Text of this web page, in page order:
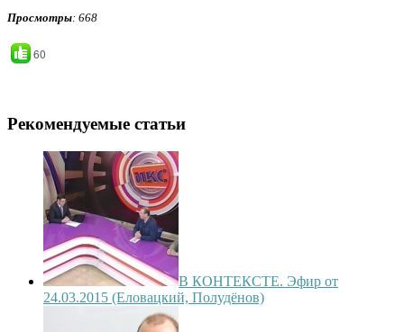
Просмотры: 668
60
Рекомендуемые статьи
В КОНТЕКСТЕ. Эфир от
24.03.2015 (Еловацкий, Полудёнов)